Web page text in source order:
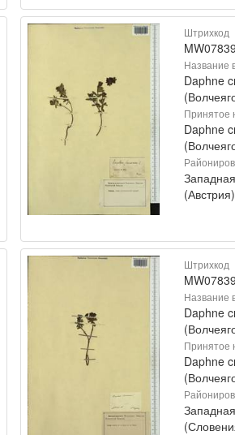
Штрихкод
Название
Daphne
Принятое
Daphne
(Австрия)
Штрихкод
Название
Daphne
Принятое
Daphne